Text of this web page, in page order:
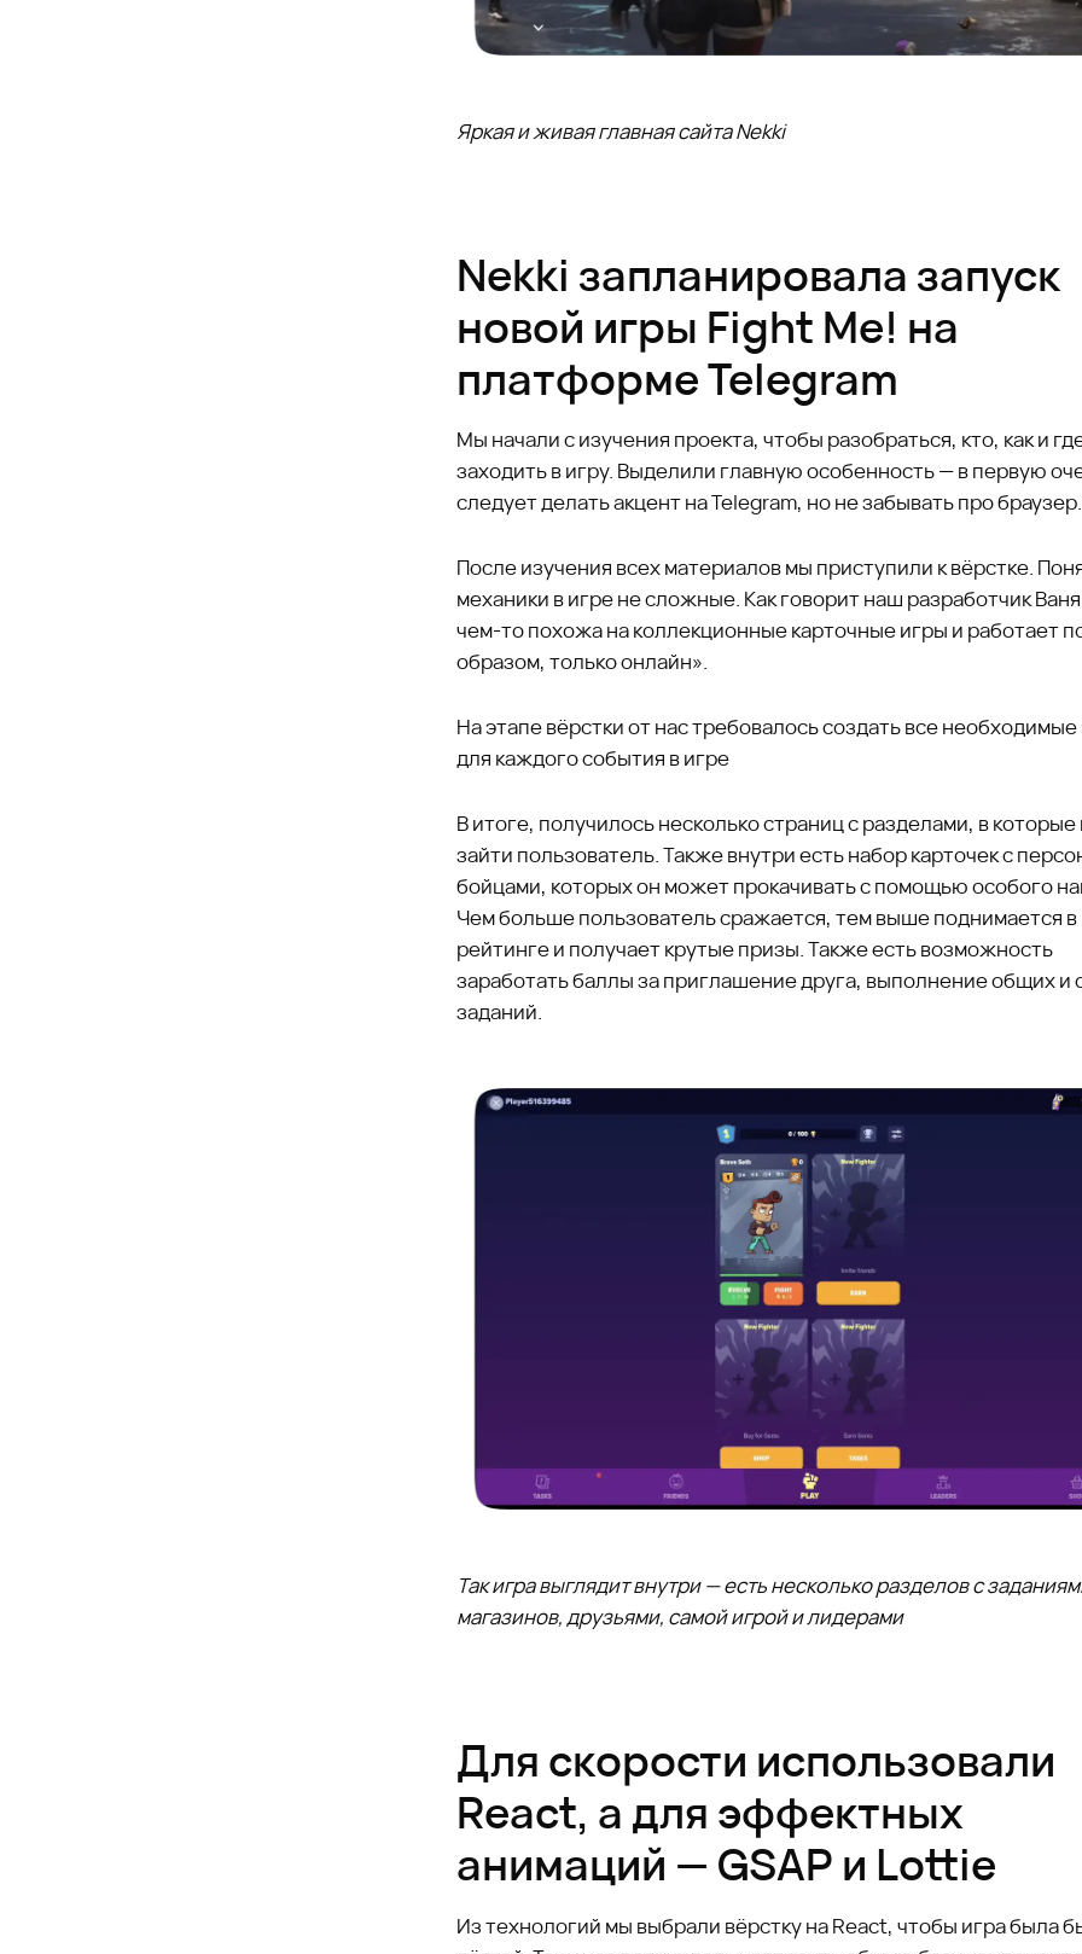
Яркая и живая главная сайта Nekki
Nekki запланировала запуск
новой игры Fight Me! на
платформе Telegram
Мы начали с изучения проекта, чтобы разобраться, кто, как и
заходить в игру. Выделили главную особенность — в первую
следует делать акцент на Telegram, но не забывать про браузер.
После изучения всех материалов мы приступили к вёрстке.
механики в игре не сложные. Как говорит наш разработчик
чем-то похожа на коллекционные карточные игры и работает
образом, только онлайн».
На этапе вёрстки от нас требовалось создать все
для каждого события в игре
В итоге, получилось несколько страниц с разделами, в
зайти пользователь. Также внутри есть набор карточек с
бойцами, которых он может прокачивать с помощью особого
Чем больше пользователь сражается, тем выше поднимается в
рейтинге и получает крутые призы. Также есть возможность
заработать баллы за приглашение друга, выполнение общих и
заданий.
Так игра выглядит внутри — есть несколько разделов с
магазинов, друзьями, самой игрой и лидерами
Для скорости использовали
React, а для эффектных
анимаций — GSAP и Lottie
Из технологий мы выбрали вёрстку на React, чтобы игра была